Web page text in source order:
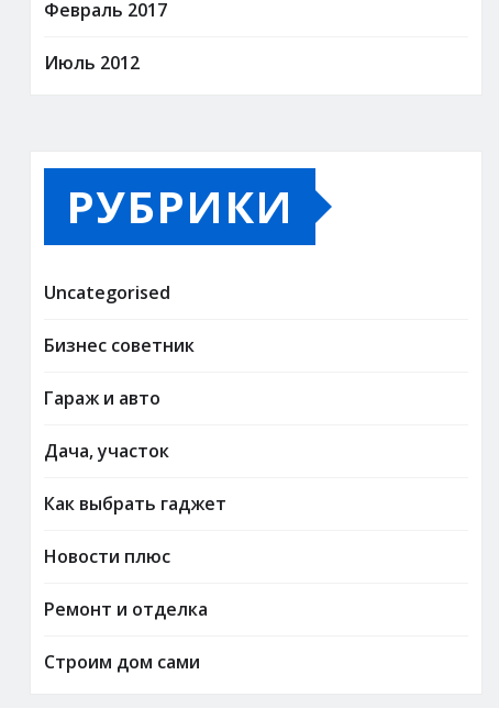
Февраль 2017
Июль 2012
РУБРИКИ
Uncategorised
Бизнес советник
Гараж и авто
Дача, участок
Как выбрать гаджет
Новости плюс
Ремонт и отделка
Строим дом сами